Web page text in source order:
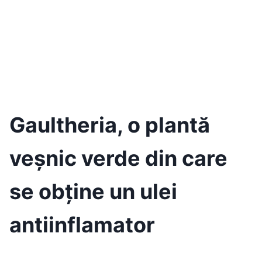
Gaultheria, o plantă
veșnic verde din care
se obține un ulei
antiinflamator